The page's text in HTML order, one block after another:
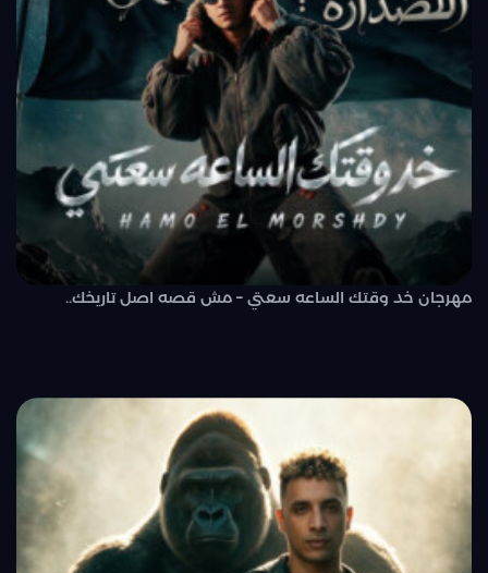
مهرجان خد وقتك الساعه سعتي – مش قصه اصل تاريخك..